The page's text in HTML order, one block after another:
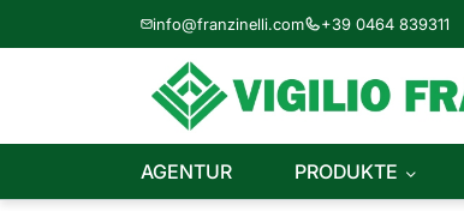
info@franzinelli.com +39 0464 839311
AGENTUR PRODUKTE